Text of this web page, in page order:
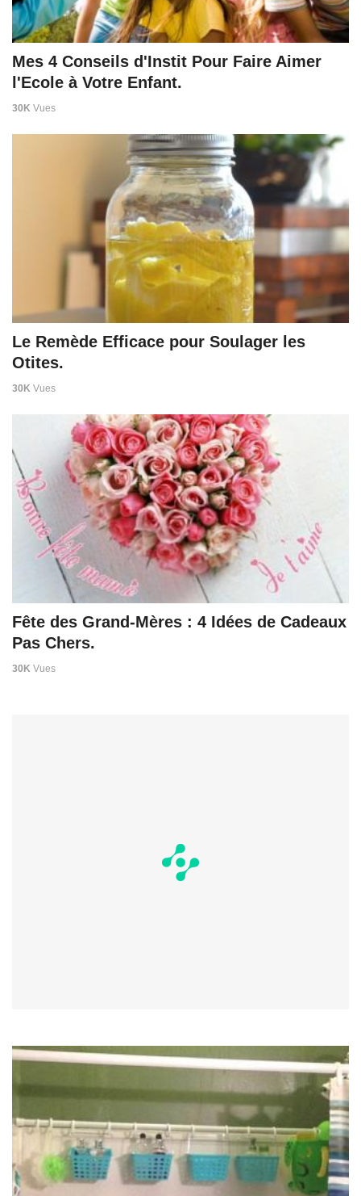
Mes 4 Conseils d'Instit Pour Faire Aimer
l'Ecole à Votre Enfant.
30K Vues
Le Remède Efficace pour Soulager les
Otites.
30K Vues
Fête des Grand-Mères : 4 Idées de Cadeaux
Pas Chers.
30K Vues